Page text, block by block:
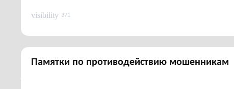
visibility 371
Памятки по противодействию мошенникам